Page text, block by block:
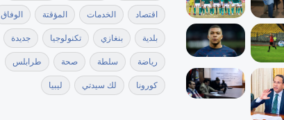
اقتصاد الخدمات المؤقتة الوفاق
بلدية بنغازي تكنولوجيا جديدة
رياضة سلطة صحة طرابلس
كورونا لك سيدتي ليبيا